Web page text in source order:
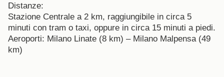
Distanze:
Stazione Centrale a 2 km, raggiungibile in circa 5
minuti con tram o taxi, oppure in circa 15 minuti a piedi.
Aeroporti: Milano Linate (8 km) – Milano Malpensa (49
km)